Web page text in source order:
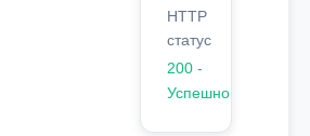
HTTP
статус
200 -
Успешно